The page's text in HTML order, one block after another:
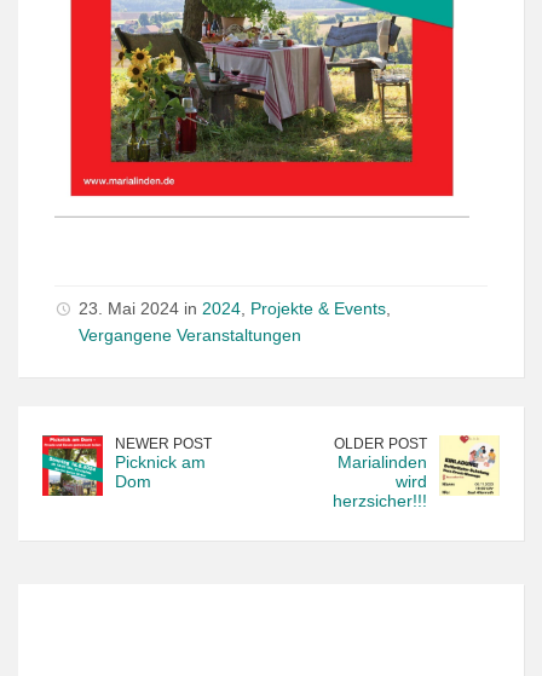
23. Mai 2024 in 2024 Projekte & Events
Vergangene Veranstaltungen
NEWER POST
Picknick am
Dom
OLDER POST
Marialinden
wird
herzsicher!!!